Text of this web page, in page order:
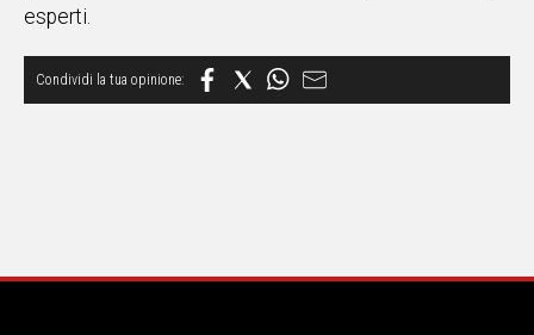
esperti.